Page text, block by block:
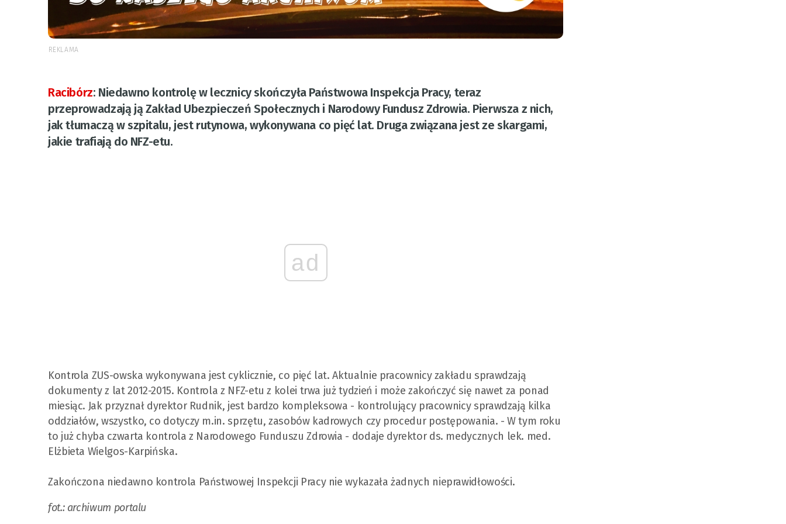
REKLAMA
Racibórz: Niedawno kontrolę w lecznicy skończyła Państwowa Inspekcja Pracy, teraz
przeprowadzają ją Zakład Ubezpieczeń Społecznych i Narodowy Fundusz Zdrowia. Pierwsza z nich,
jak tłumaczą w szpitalu, jest rutynowa, wykonywana co pięć lat. Druga związana jest ze skargami,
jakie trafiają do NFZ-etu.
ad
Kontrola ZUS-owska wykonywana jest cyklicznie, co pięć lat. Aktualnie pracownicy zakładu sprawdzają
dokumenty z lat 2012-2015. Kontrola z NFZ-etu z kolei trwa już tydzień i może zakończyć się nawet za ponad
miesiąc. Jak przyznał dyrektor Rudnik, jest bardzo kompleksowa - kontrolujący pracownicy sprawdzają kilka
oddziałów, wszystko, co dotyczy m.in. sprzętu, zasobów kadrowych czy procedur postępowania. - W tym roku
to już chyba czwarta kontrola z Narodowego Funduszu Zdrowia - dodaje dyrektor ds. medycznych lek. med.
Elżbieta Wielgos-Karpińska.
Zakończona niedawno kontrola Państwowej Inspekcji Pracy nie wykazała żadnych nieprawidłowości.
fot.: archiwum portalu